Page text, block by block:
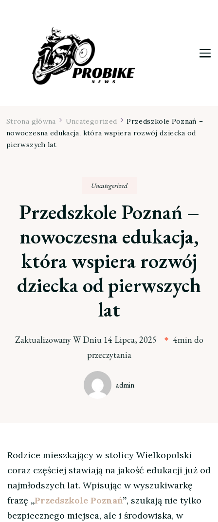
Strona główna Uncategorized
Przedszkole Poznań –
nowoczesna edukacja, która wspiera rozwój dziecka od
pierwszych lat
Uncategorized
Przedszkole Poznań –
nowoczesna edukacja,
która wspiera rozwój
dziecka od pierwszych
lat
Zaktualizowany W Dniu 14 Lipca, 2025
4min do
przeczytania
admin
Rodzice mieszkający w stolicy Wielkopolski
coraz częściej stawiają na jakość edukacji już od
najmłodszych lat. Wpisując w wyszukiwarkę
frazę „Przedszkole Poznań”, szukają nie tylko
bezpiecznego miejsca, ale i środowiska, w